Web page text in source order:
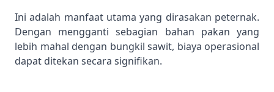
Ini adalah manfaat utama yang dirasakan peternak.
Dengan mengganti sebagian bahan pakan yang
lebih mahal dengan bungkil sawit, biaya operasional
dapat ditekan secara signifikan.